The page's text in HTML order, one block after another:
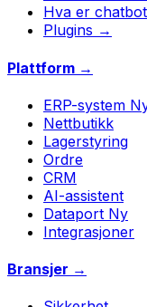
Hva er
Plugins →
Plattform →
ERP-system
Nettbutikk
Lagerstyring
Ordre
CRM
AI-assistent
Dataport Ny
Integrasjoner
Bransjer →